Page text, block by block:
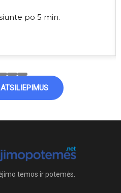
po 5 min.
temos ir potemės.